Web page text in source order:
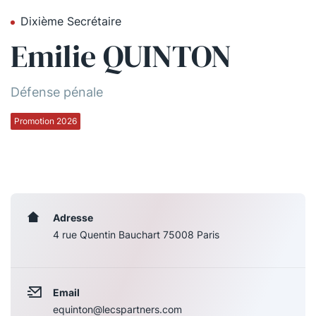
Dixième Secrétaire
Emilie QUINTON
Défense pénale
Promotion 2026
Adresse
4 rue Quentin Bauchart 75008 Paris
Email
equinton@lecspartners.com
Qui sommes-nous ?
La Conférence
La Conférence
Le Concours de la Conférence
La Conférence Berryer